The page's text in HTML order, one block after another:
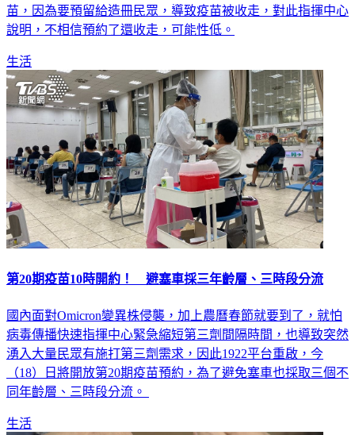
苗，因為要預留給造冊民眾，導致疫苗被收走，對此指揮中心
說明，不相信預約了還收走，可能性低。
生活
第20期疫苗10時開約！ 避塞車採三年齡層、三時段分流
國內面對Omicron變異株侵襲，加上農曆春節就要到了，就怕
病毒傳播快速指揮中心緊急縮短第三劑間隔時間，也導致突然
湧入大量民眾有施打第三劑需求，因此1922平台重啟，今
（18）日將開放第20期疫苗預約，為了避免塞車也採取三個不
同年齡層、三時段分流。
生活